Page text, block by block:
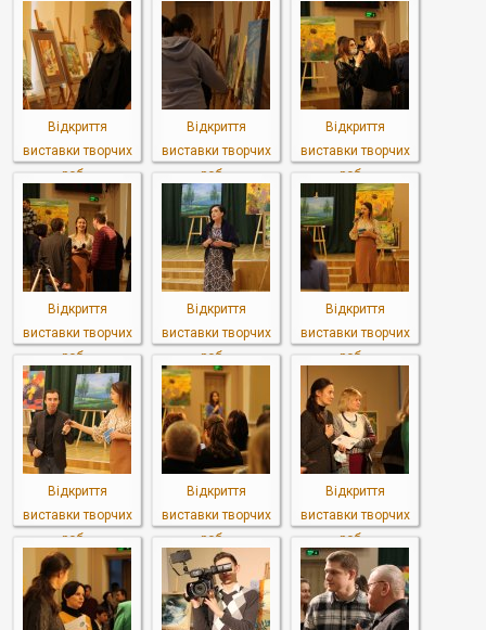
Відкриття
виставки творчих
роб...
Відкриття
виставки творчих
роб...
Відкриття
виставки творчих
роб...
Відкриття
виставки творчих
роб...
Відкриття
виставки творчих
роб...
Відкриття
виставки творчих
роб...
Відкриття
виставки творчих
роб...
Відкриття
виставки творчих
роб...
Відкриття
виставки творчих
роб...